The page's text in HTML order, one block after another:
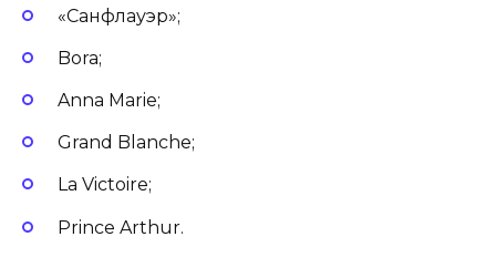
«Санфлауэр»;
Bora;
Anna Marie;
Grand Blanche;
La Victoire;
Prince Arthur.